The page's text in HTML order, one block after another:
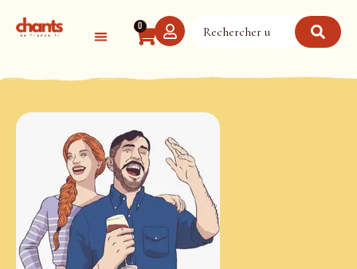
0